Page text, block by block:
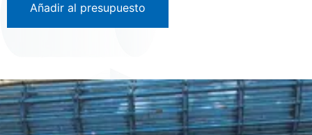
Añadir al presupuesto